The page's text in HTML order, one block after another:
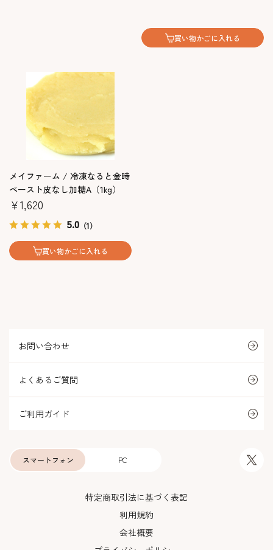
買い物かごに入れる
メイファーム / 冷凍なると金時
ペースト皮なし加糖A（1kg）
￥1,620
5.0 （1）
買い物かごに入れる
お問い合わせ
よくあるご質問
ご利用ガイド
PC
スマートフォン
特定商取引法に基づく表記
利用規約
会社概要